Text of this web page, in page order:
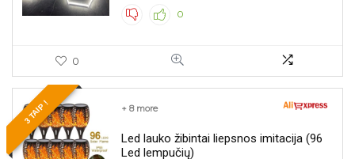
Elektriniai dviračiai
Elektros prekės
Figūrėlės, herojai
Garso kolonėlės
Grožis ir sveikata
Gyvūnų prekės
0
0
3 TAIP ! + 8 more
Led lauko žibintai liepsnos imitacija (96
Led lempučių)